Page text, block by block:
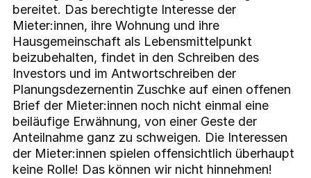
bereitet. Das berechtigte Interesse der
Mieter:innen, ihre Wohnung und ihre
Hausgemeinschaft als Lebensmittelpunkt
beizubehalten, findet in den Schreiben des
Investors und im Antwortschreiben der
Planungsdezernentin Zuschke auf einen offenen
Brief der Mieter:innen noch nicht einmal eine
beiläufige Erwähnung, von einer Geste der
Anteilnahme ganz zu schweigen. Die Interessen
der Mieter:innen spielen offensichtlich überhaupt
keine Rolle! Das können wir nicht hinnehmen!